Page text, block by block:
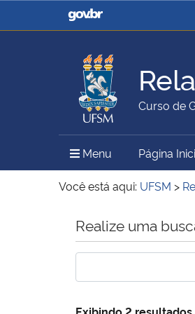
Casa Civil
Ministério da Agricultura,
Pecuária e Abastecimento
Ministério do Meio Ambiente
Curso de
Menu MenuPágina
Você está aqui: UFSM >
Início do conteúdo
Realize uma
Exibindo 2 resultados